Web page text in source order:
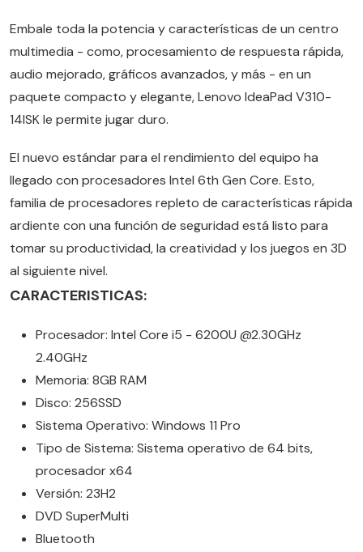
Embale toda la potencia y características de un centro
multimedia - como, procesamiento de respuesta rápida,
audio mejorado, gráficos avanzados, y más - en un
paquete compacto y elegante, Lenovo IdeaPad V310-
14ISK le permite jugar duro.
El nuevo estándar para el rendimiento del equipo ha
llegado con procesadores Intel 6th Gen Core. Esto,
familia de procesadores repleto de características rápida
ardiente con una función de seguridad está listo para
tomar su productividad, la creatividad y los juegos en 3D
al siguiente nivel.
CARACTERISTICAS:
Procesador: Intel Core i5 - 6200U @2.30GHz
2.40GHz
Memoria: 8GB RAM
Disco: 256SSD
Sistema Operativo: Windows 11 Pro
Tipo de Sistema: Sistema operativo de 64 bits,
procesador x64
Versión: 23H2
DVD SuperMulti
Bluetooth